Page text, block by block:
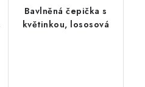
Bavlněná čepička s
květinkou, lososová